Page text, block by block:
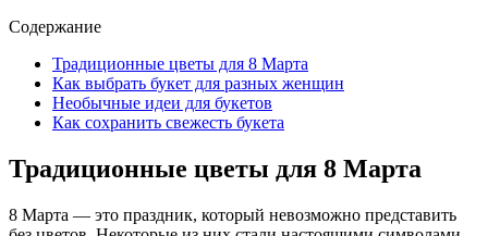
Содержание
Традиционные цветы для 8 Марта
Как выбрать букет для разных женщин
Необычные идеи для букетов
Как сохранить свежесть букета
Традиционные цветы для 8 Марта
8 Марта — это праздник, который невозможно представить